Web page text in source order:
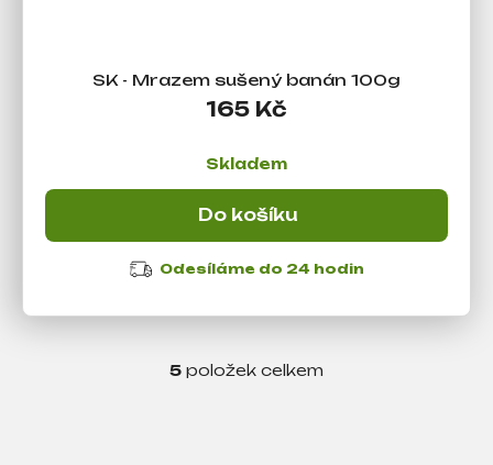
SK - Mrazem sušený banán 100g
165 Kč
Skladem
Do košíku
Odesíláme do 24 hodin
O
5 položek celkem